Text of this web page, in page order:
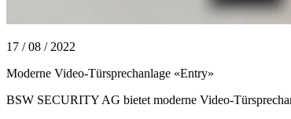
17 / 08 / 2022
Moderne Video-Türsprechanlage «Entry»
BSW SECURITY AG bietet moderne Video-